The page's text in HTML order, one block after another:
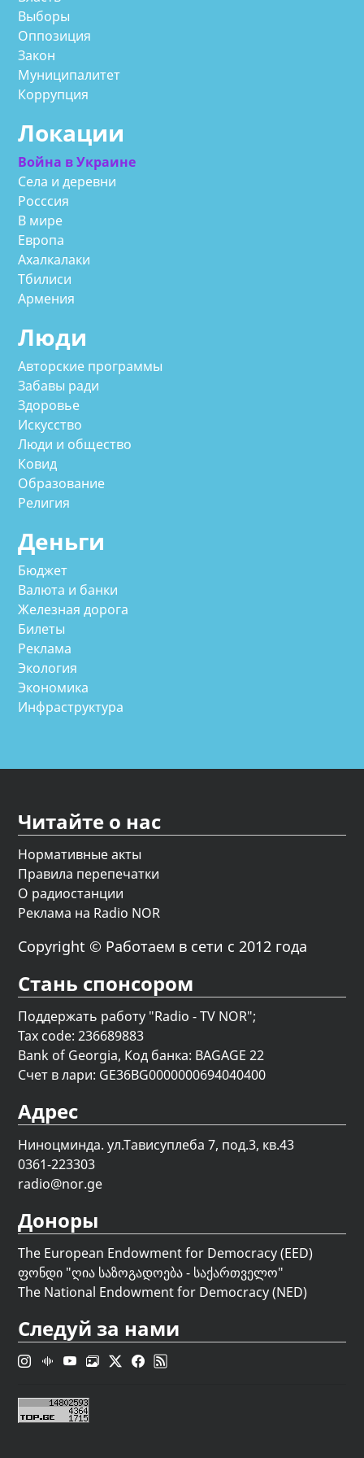
Выборы
Оппозиция
Закон
Муниципалитет
Коррупция
Локации
Война в Украине
Села и деревни
Росссия
В мире
Европа
Ахалкалаки
Тбилиси
Армения
Люди
Авторские программы
Забавы ради
Здоровье
Искусство
Люди и общество
Ковид
Образование
Религия
Деньги
Бюджет
Валюта и банки
Железная дорога
Билеты
Реклама
Экология
Экономика
Инфраструктура
Читайте о нас
Нормативные акты
Правила перепечатки
О радиостанции
Реклама на Radio NOR
Copyright © Работаем в сети с 2012 года
Стань спонсором
Поддержать работу "Radio - TV NOR";
Tax code: 236689883
Bank of Georgia, Код банка: BAGAGE 22
Счет в лари: GE36BG0000000694040400
Адрес
Ниноцминда. ул.Тависуплеба 7, под.3, кв.43
0361-223303
radio@nor.ge
Доноры
The European Endowment for Democracy (EED)
ფონდი "ღია საზოგადოება - საქართველო"
The National Endowment for Democracy (NED)
Следуй за нами